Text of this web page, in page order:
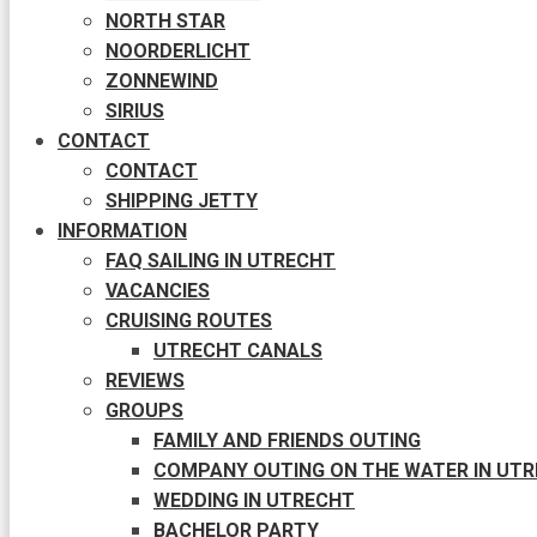
NORTH STAR
NOORDERLICHT
ZONNEWIND
SIRIUS
CONTACT
CONTACT
SHIPPING JETTY
INFORMATION
FAQ SAILING IN UTRECHT
VACANCIES
CRUISING ROUTES
UTRECHT CANALS
REVIEWS
GROUPS
FAMILY AND FRIENDS OUTING
COMPANY OUTING ON THE WATER IN
WEDDING IN UTRECHT
BACHELOR PARTY